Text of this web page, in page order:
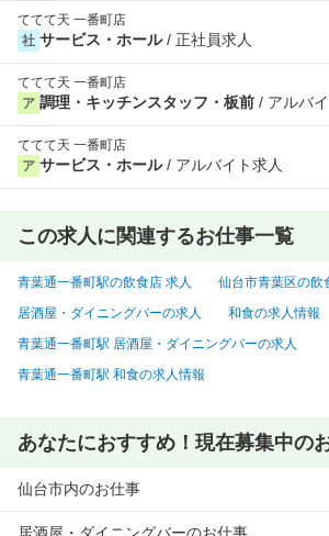
ててて天 一番町店
社 サービス・ホール/ 正社員求人
ててて天 一番町店
ア 調理・キッチンスタッフ・板前 / アルバ
ててて天 一番町店
ア サービス・ホール/ アルバイト求人
この求人に関連するお仕事一覧
青葉通一番町駅の飲食店 求人
仙台市青葉区の飲
居酒屋・ダイニングバーの求人
和食の求人情報
青葉通一番町駅 居酒屋・ダイニングバーの求人
青葉通一番町駅 和食の求人情報
あなたにおすすめ！現在募集中の
仙台市内のお仕事